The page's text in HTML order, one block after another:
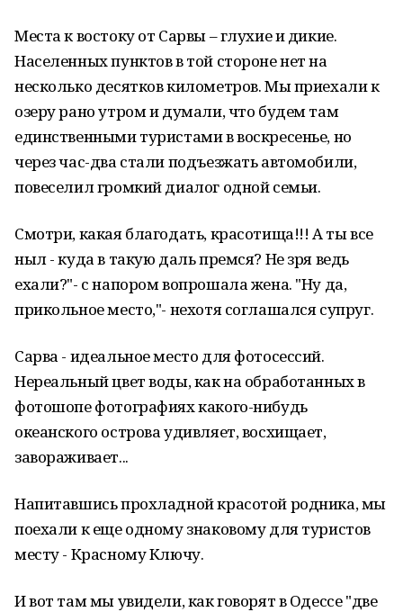
Места к востоку от Сарвы – глухие и дикие.
Населенных пунктов в той стороне нет на
несколько десятков километров. Мы приехали к
озеру рано утром и думали, что будем там
единственными туристами в воскресенье, но
через час-два стали подъезжать автомобили,
повеселил громкий диалог одной семьи.
Смотри, какая благодать, красотища!!! А ты все
ныл - куда в такую даль премся? Не зря ведь
ехали?"- с напором вопрошала жена. "Ну да,
прикольное место,"- нехотя соглашался супруг.
Сарва - идеальное место для фотосессий.
Нереальный цвет воды, как на обработанных в
фотошопе фотографиях какого-нибудь
океанского острова удивляет, восхищает,
завораживает...
Напитавшись прохладной красотой родника, мы
поехали к еще одному знаковому для туристов
месту - Красному Ключу.
И вот там мы увидели, как говорят в Одессе "две